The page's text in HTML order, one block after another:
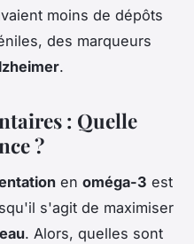
moins de dépôts
des marqueurs
.
: Quelle
?
en oméga-3 est
s'agit de maximiser
. Alors, quelles sont